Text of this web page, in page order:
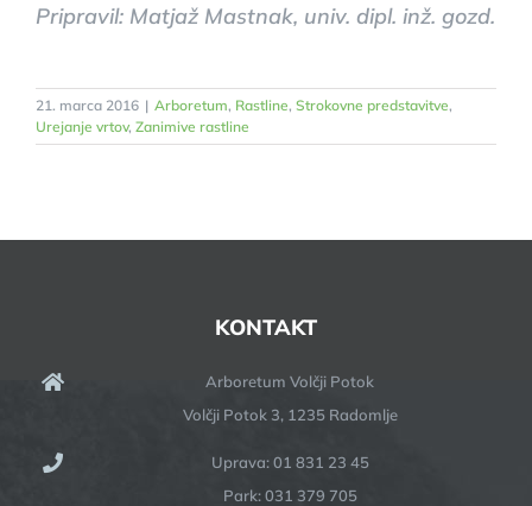
Pripravil: Matjaž Mastnak, univ. dipl. inž. gozd.
21. marca 2016 | Arboretum, Rastline, Strokovne predstavitve,
Urejanje vrtov, Zanimive rastline
KONTAKT
Arboretum Volčji Potok
Volčji Potok 3, 1235 Radomlje
Uprava: 01 831 23 45
Park: 031 379 705